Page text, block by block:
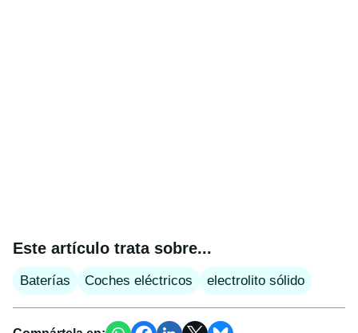
Este artículo trata sobre...
Baterías Coches eléctricos electrolito sólido